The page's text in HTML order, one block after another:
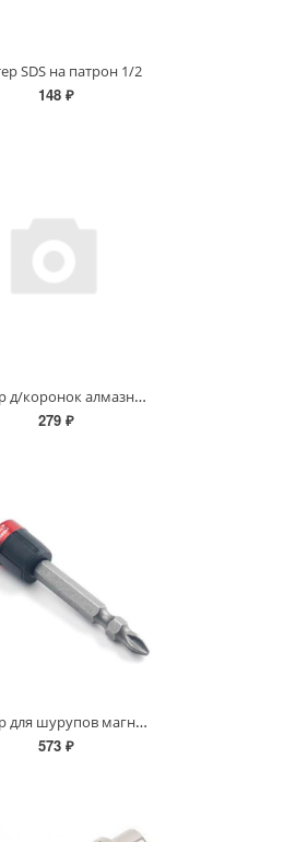
SDS на патрон 1/2
148 ₽
Адаптер д/коронок алмазных ф20-25мм
279 ₽
Адаптер для шурупов магнитн. WP Профи +1бита 65мм ,S2 сталь PH2
573 ₽